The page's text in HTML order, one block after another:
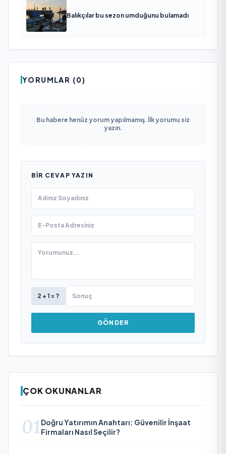
Balıkçılar bu sezon umduğunu bulamadı
YORUMLAR (0)
Bu habere henüz yorum yapılmamış. İlk yorumu siz
yazın.
BIR CEVAP YAZIN
2 + 1 = ?
GÖNDER
ÇOK OKUNANLAR
01 Doğru Yatırımın Anahtarı: Güvenilir İnşaat
Firmaları Nasıl Seçilir?